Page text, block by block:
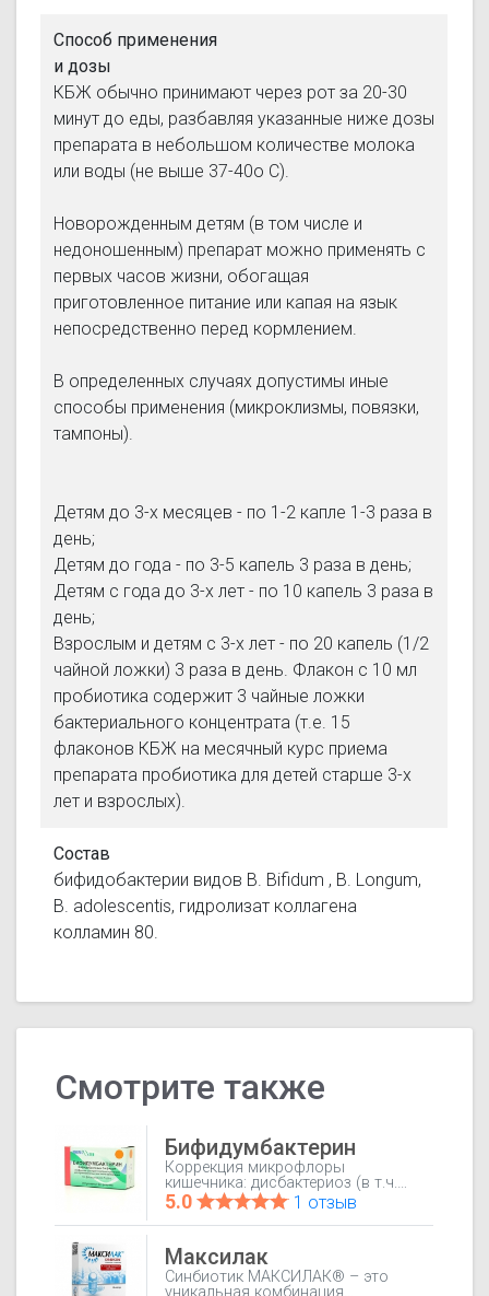
Способ применения
и дозы
КБЖ обычно принимают через рот за 20-30
минут до еды, разбавляя указанные ниже дозы
препарата в небольшом количестве молока
или воды (не выше 37-40о С).
Новорожденным детям (в том числе и
недоношенным) препарат можно применять с
первых часов жизни, обогащая
приготовленное питание или капая на язык
непосредственно перед кормлением.
В определенных случаях допустимы иные
способы применения (микроклизмы, повязки,
тампоны).
Детям до 3-х месяцев - по 1-2 капле 1-3 раза в
день;
Детям до года - по 3-5 капель 3 раза в день;
Детям с года до 3-х лет - по 10 капель 3 раза в
день;
Взрослым и детям с 3-х лет - по 20 капель (1/2
чайной ложки) 3 раза в день. Флакон с 10 мл
пробиотика содержит 3 чайные ложки
бактериального концентрата (т.е. 15
флаконов КБЖ на месячный курс приема
препарата пробиотика для детей старше 3-х
лет и взрослых).
Состав
бифидобактерии видов B. Bifidum , B. Longum,
B. adolescentis, гидролизат коллагена
колламин 80.
Смотрите также
Бифидумбактерин
Коррекция микрофлоры
кишечника: дисбактериоз (в т.ч.
профилактика при терапии
антибиотиками,НПВС,
гормонами, проведении лучевой
и химиотерапии, стрессах);
острые инфекционные
заболевания и дисфункция
кишечника, хронические
5.0 1 отзыв
Максилак
Синбиотик МАКСИЛАК® – это
уникальная комбинация